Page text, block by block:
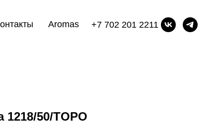
Aromas +7 702 201 2211
1218/50/TOPO